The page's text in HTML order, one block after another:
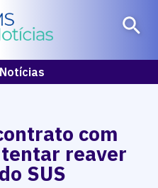
com
reaver
SUS